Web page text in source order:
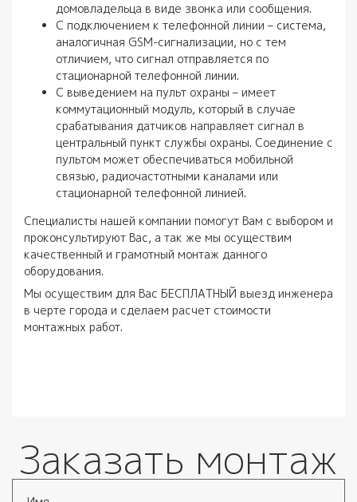
домовладельца в виде звонка или сообщения.
С подключением к телефонной линии – система,
аналогичная GSM-сигнализации, но с тем
отличием, что сигнал отправляется по
стационарной телефонной линии.
С выведением на пульт охраны – имеет
коммутационный модуль, который в случае
срабатывания датчиков направляет сигнал в
центральный пункт службы охраны. Соединение с
пультом может обеспечиваться мобильной
связью, радиочастотными каналами или
стационарной телефонной линией.
Специалисты нашей компании помогут Вам с выбором и
проконсультируют Вас, а так же мы осуществим
качественный и грамотный монтаж данного
оборудования.
Мы осуществим для Вас БЕСПЛАТНЫЙ выезд инженера
в черте города и сделаем расчет стоимости
монтажных работ.
Заказать монтаж